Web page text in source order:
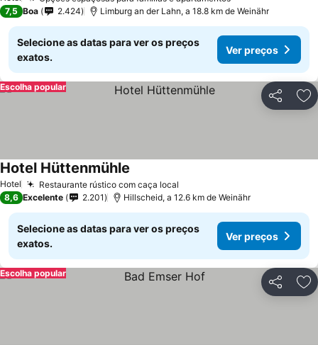
7,5 Boa 2.424 Limburg an der Lahn, a 18.8 km de Weinähr
Selecione as datas para ver os preços
exatos.
Ver preços
Partilhar
Escolha popular
Hotel Restaurante rústico com caça local
Hotel Hüttenmühle
8,6 Excelente 2.201 Hillscheid, a 12.6 km de Weinähr
Selecione as datas para ver os preços
exatos.
Ver preços
Partilhar
Escolha popular